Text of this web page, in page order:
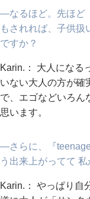
―なるほど。先ほど
もされれば、子供
ですか？
Karin.： 大人になる
いない大人の方が確
で、エゴなどいろん
思います。
―さらに、『
う出来上がってて
Karin.： やっぱり自